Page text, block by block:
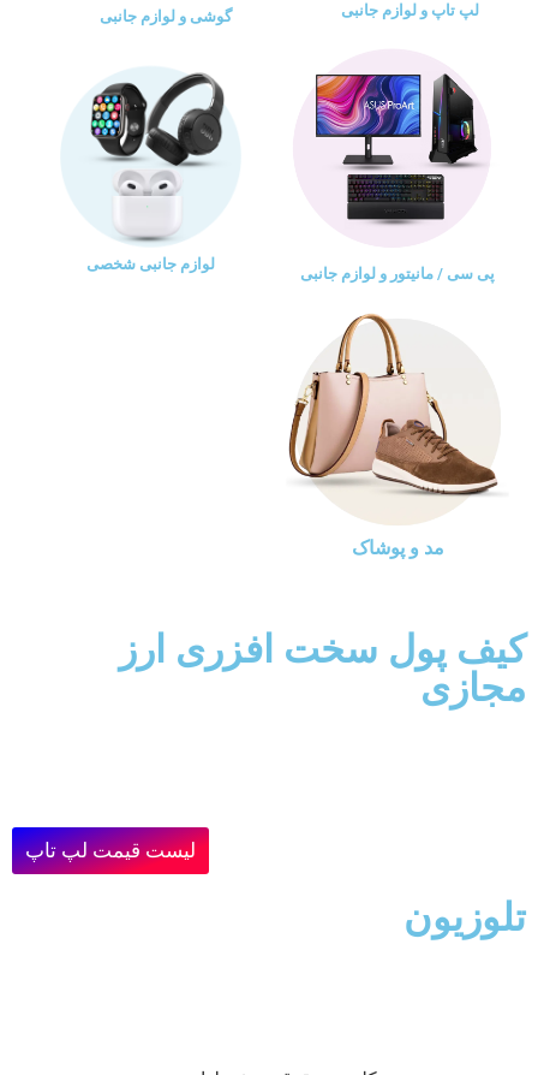
لپ تاپ و لوازم جانبی گوشی و لوازم جانبی
پی سی / مانیتور و لوازم جانبی
لوازم جانبی شخصی
مد و پوشاک
کیف پول سخت افزری ارز
مجازی
لیست قیمت لپ تاپ
تلوزیون